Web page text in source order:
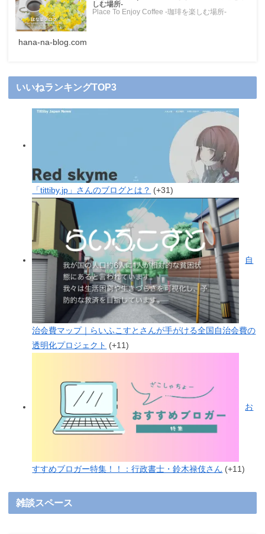
しむ場所-
Place To Enjoy Coffee -珈琲を楽しむ場所-
hana-na-blog.com
いいねランキングTOP3
「tittiby.jp」さんのブログとは？ +31
自
治会費マップ｜らいふこすとさんが手がける全国自治会費の
透明化プロジェクト
+11
お
すすめブロガー特集！！：行政書士・鈴木禄伎さん +11
雑談スペース